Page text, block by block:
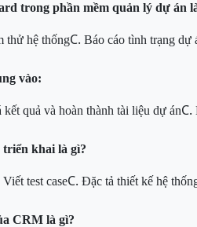
trong phần mềm quản lý dự án
thử hệ thốngC. Báo cáo tình trạng dự
vào:
quả và hoàn thành tài liệu dự ánC.
khai là gì?
Viết test caseC. Đặc tả thiết kế hệ
CRM là gì?